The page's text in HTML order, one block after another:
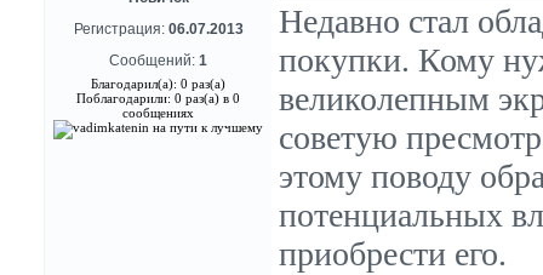
Регистрация: 06.07.2013
Сообщений: 1
Благодарил(а): 0 раз(а)
Поблагодарили: 0 раз(а) в 0
сообщениях
Недавно стал
покупки. Кому
великолепным
советую
этому поводу
потенциальных
приобрести его.